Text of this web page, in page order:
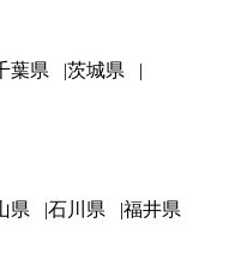
葉県
茨城県
県 石川県 福井県